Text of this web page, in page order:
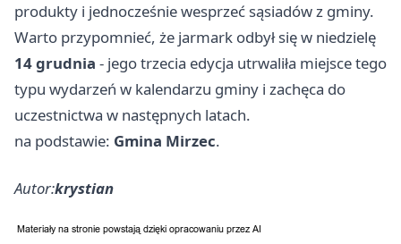
produkty i jednocześnie wesprzeć sąsiadów z gminy.
Warto przypomnieć, że jarmark odbył się w niedzielę
14 grudnia - jego trzecia edycja utrwaliła miejsce tego
typu wydarzeń w kalendarzu gminy i zachęca do
uczestnictwa w następnych latach.
na podstawie: Gmina Mirzec.
Autor:krystian